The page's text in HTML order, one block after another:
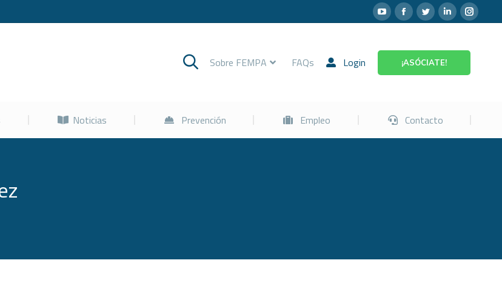
Sobre FEMPA FAQs Login ¡ASÓCIATE!
Noticias Prevención Empleo Contacto
Servicios Noticias Prevención Empleo Contacto